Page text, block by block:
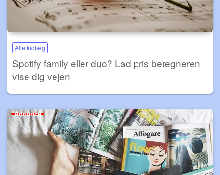
Alle Indlæg
Spotify family eller duo? Lad pris beregneren
vise dig vejen
Annonce